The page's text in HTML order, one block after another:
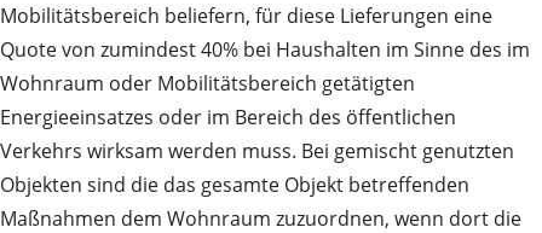
Mobilitätsbereich beliefern, für diese Lieferungen eine
Quote von zumindest 40% bei Haushalten im Sinne des im
Wohnraum oder Mobilitätsbereich getätigten
Energieeinsatzes oder im Bereich des öffentlichen
Verkehrs wirksam werden muss. Bei gemischt genutzten
Objekten sind die das gesamte Objekt betreffenden
Maßnahmen dem Wohnraum zuzuordnen, wenn dort die